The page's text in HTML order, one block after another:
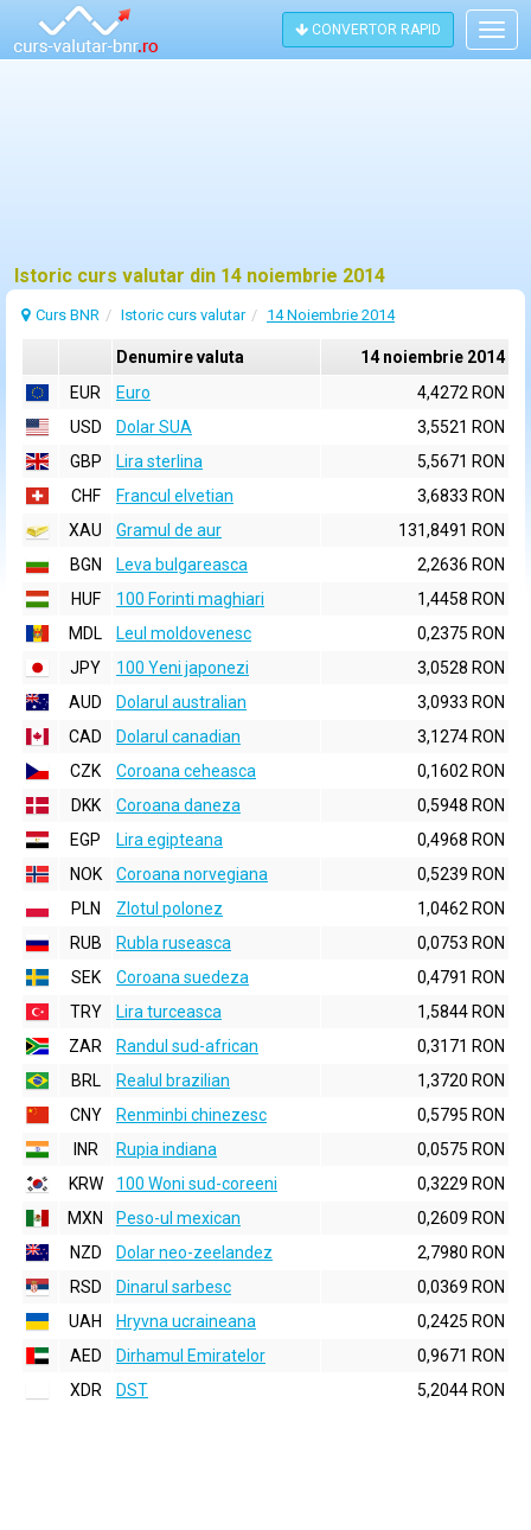
CONVERTOR RAPID
Istoric curs valutar din 14 noiembrie 2014
Curs BNR Istoric curs valutar 14 Noiembrie 2014
Denumire valuta
14 noiembrie 2014
EUR
Euro
4,4272 RON
USD
Dolar SUA
3,5521 RON
GBP
Lira sterlina
5,5671 RON
CHF
Francul elvetian
3,6833 RON
XAU
Gramul de aur
131,8491 RON
BGN
Leva bulgareasca
2,2636 RON
HUF
100 Forinti maghiari
1,4458 RON
MDL
Leul moldovenesc
0,2375 RON
JPY
100 Yeni japonezi
3,0528 RON
AUD
Dolarul australian
3,0933 RON
CAD
Dolarul canadian
3,1274 RON
CZK
Coroana ceheasca
0,1602 RON
DKK
Coroana daneza
0,5948 RON
EGP
Lira egipteana
0,4968 RON
NOK
Coroana norvegiana
0,5239 RON
PLN
Zlotul polonez
1,0462 RON
RUB
Rubla ruseasca
0,0753 RON
SEK
Coroana suedeza
0,4791 RON
TRY
Lira turceasca
1,5844 RON
ZAR
Randul sud-african
0,3171 RON
BRL
Realul brazilian
1,3720 RON
CNY
Renminbi chinezesc
0,5795 RON
INR
Rupia indiana
0,0575 RON
KRW
100 Woni sud-coreeni
0,3229 RON
MXN
Peso-ul mexican
0,2609 RON
NZD
Dolar neo-zeelandez
2,7980 RON
RSD
Dinarul sarbesc
0,0369 RON
UAH
Hryvna ucraineana
0,2425 RON
AED
Dirhamul Emiratelor
0,9671 RON
XDR
DST 5,2044 RON